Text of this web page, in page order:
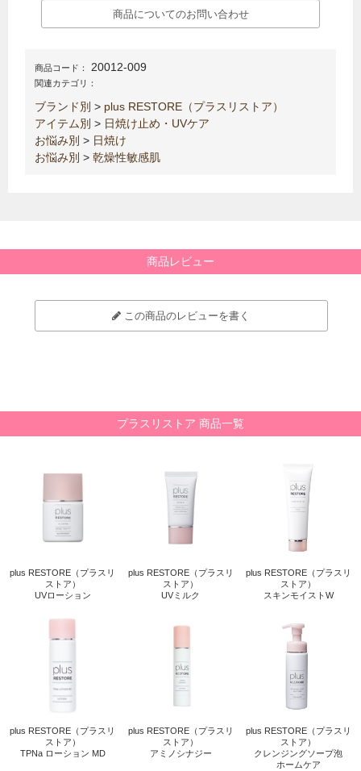
商品についてのお問い合わせ
商品コード： 20012-009
関連カテゴリ：
ブランド別 > plus RESTORE（プラスリストア）
アイテム別 > 日焼け止め・UVケア
お悩み別 > 日焼け
お悩み別 > 乾燥性敏感肌
商品レビュー
この商品のレビューを書く
プラスリストア 商品一覧
plus RESTORE（プラスリ
ストア）
UVローション
plus RESTORE（プラスリ
ストア）
UVミルク
plus RESTORE（プラスリ
ストア）
スキンモイストW
plus RESTORE（プラスリ
ストア）
TPNa ローション MD
plus RESTORE（プラスリ
ストア）
アミノシナジー
plus RESTORE（プラスリ
ストア）
クレンジングソープ泡
ホームケア